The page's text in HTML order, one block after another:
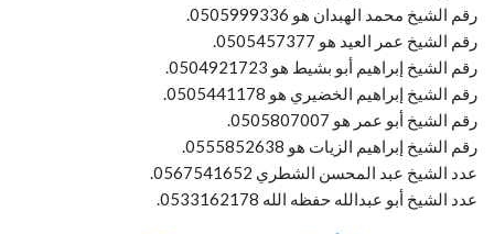
رقم الشيخ محمد الهبدان هو 0505999336.
رقم الشيخ عمر العيد هو 0505457377.
رقم الشيخ إبراهيم أبو بشيط هو 0504921723.
رقم الشيخ إبراهيم الخضيري هو 0505441178.
رقم الشيخ أبو عمر هو 0505807007.
رقم الشيخ إبراهيم الزيات هو 0555852638.
عدد الشيخ عبد المحسن الشطري 0567541652.
عدد الشيخ أبو عبدالله حفظه الله 0533162178.